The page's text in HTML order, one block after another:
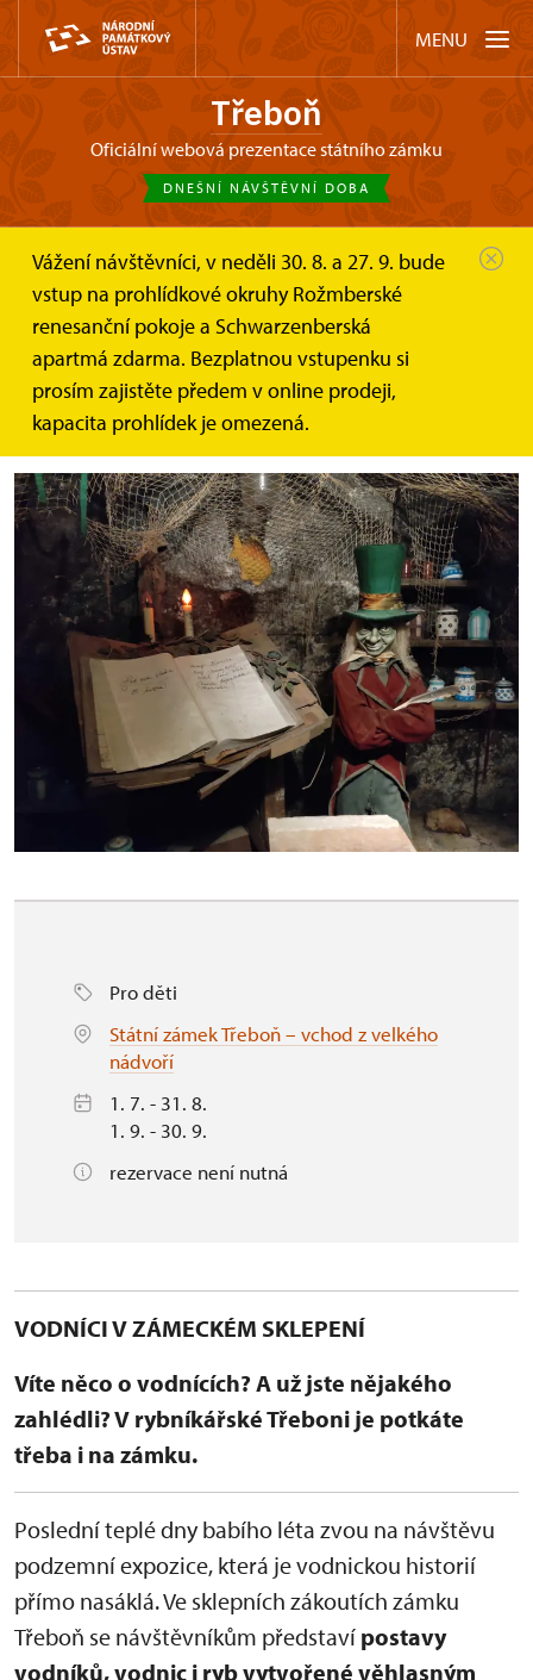
MENU
Třeboň
oficiální webová prezentace státního zámku
DNEŠNÍ NÁVŠTĚVNÍ DOBA
Vážení návštěvníci, v neděli 30. 8. a 27. 9. bude
vstup na prohlídkové okruhy Rožmberské
renesanční pokoje a Schwarzenberská
apartmá zdarma. Bezplatnou vstupenku si
prosím zajistěte předem v online prodeji,
kapacita prohlídek je omezená.
Třeboň Akce TŘEBOŇ: Vodníci v zámeckém...
TŘEBOŇ: Vodníci v zámeckém
sklepení
Pro děti
Státní zámek Třeboň – vchod z velkého
nádvoří
1. 7. - 31. 8.
1. 9. - 30. 9.
rezervace není nutná
VODNÍCI V ZÁMECKÉM SKLEPENÍ
Víte něco o vodnících? A už jste nějakého
zahlédli? V rybníkářské Třeboni je potkáte
třeba i na zámku.
Poslední teplé dny babího léta zvou na návštěvu
podzemní expozice, která je vodnickou historií
přímo nasáklá. Ve sklepních zákoutích zámku
Třeboň se návštěvníkům představí postavy
vodníků, vodnic i ryb vytvořené věhlasným